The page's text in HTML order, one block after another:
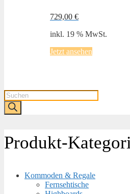
729,00 €
inkl. 19 % MwSt.
Jetzt ansehen
Products
search
Produkt-
Kommoden & Regale
Fernsehtische